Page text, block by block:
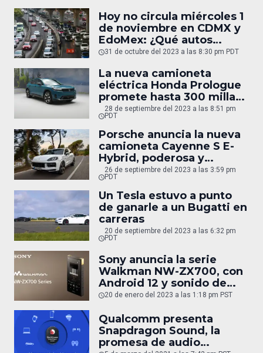
Hoy no circula miércoles 1
de noviembre en CDMX y
EdoMex: ¿Qué autos
descansarán mañana?
31 de octubre del 2023 a las 8:30 pm PDT
La nueva camioneta
eléctrica Honda Prologue
promete hasta 300 millas
de autonomía
28 de septiembre del 2023 a las 8:51 pm
PDT
Porsche anuncia la nueva
camioneta Cayenne S E-
Hybrid, poderosa y
eficiente
26 de septiembre del 2023 a las 3:59 pm
PDT
Un Tesla estuvo a punto
de ganarle a un Bugatti en
carreras
20 de septiembre del 2023 a las 6:32 pm
PDT
Sony anuncia la serie
Walkman NW-ZX700, con
Android 12 y sonido de
alta fidelidad
20 de enero del 2023 a las 1:18 pm PST
Qualcomm presenta
Snapdragon Sound, la
promesa de audio